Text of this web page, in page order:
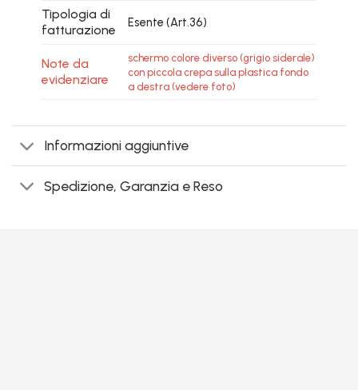
Tipologia di
fatturazione
Esente (Art.36)
Note da
evidenziare
schermo colore diverso (grigio siderale)
con piccola crepa sulla plastica fondo
a destra (vedere foto)
Informazioni aggiuntive
Spedizione, Garanzia e Reso